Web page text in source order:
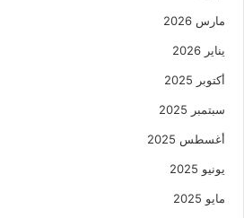
مارس 2026
يناير 2026
أكتوبر 2025
سبتمبر 2025
أغسطس 2025
يونيو 2025
مايو 2025